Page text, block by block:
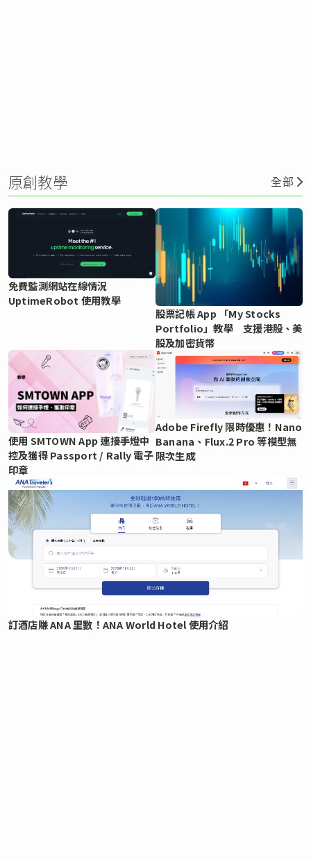
原創教學 全部
免費監測網站在線情況
UptimeRobot 使用教學
股票記帳 App 「My Stocks
Portfolio」教學 支援港股、美
股及加密貨幣
使用 SMTOWN App 連接手燈中
控及獲得 Passport / Rally 電子
印章
Adobe Firefly 限時優惠！Nano
Banana、Flux.2 Pro 等模型無
限次生成
訂酒店賺 ANA 里數！ANA World Hotel 使用介紹